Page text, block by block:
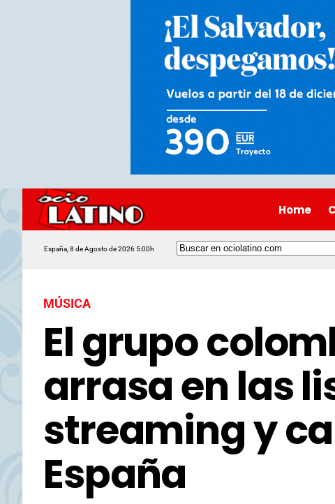
Home
España, 8 de Agosto de 2026 5:00h
MÚSICA
El grupo
arrasa en las
streaming y
España